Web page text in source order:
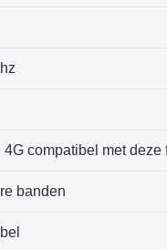
compatibel met
banden